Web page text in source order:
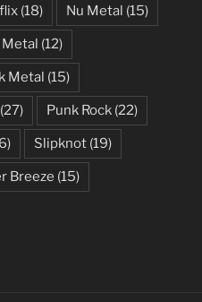
(18) Nu Metal (15)
Metal (12)
Metal (15)
(27) Punk Rock (22)
Slipknot (19)
Breeze (15)